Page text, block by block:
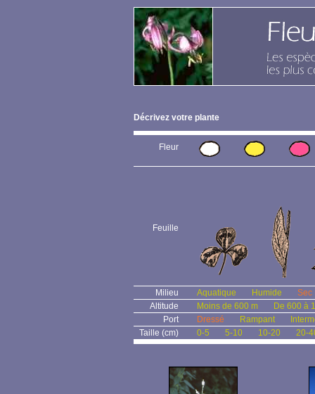
Décrivez votre plante
Fleur
Feuille
Milieu Aquatique Humide
Sec
Altitude
Moins de 600 m
De 600 à
Port
Dressé Rampant
Taille (cm)
0-5 5-10 10-20 20-